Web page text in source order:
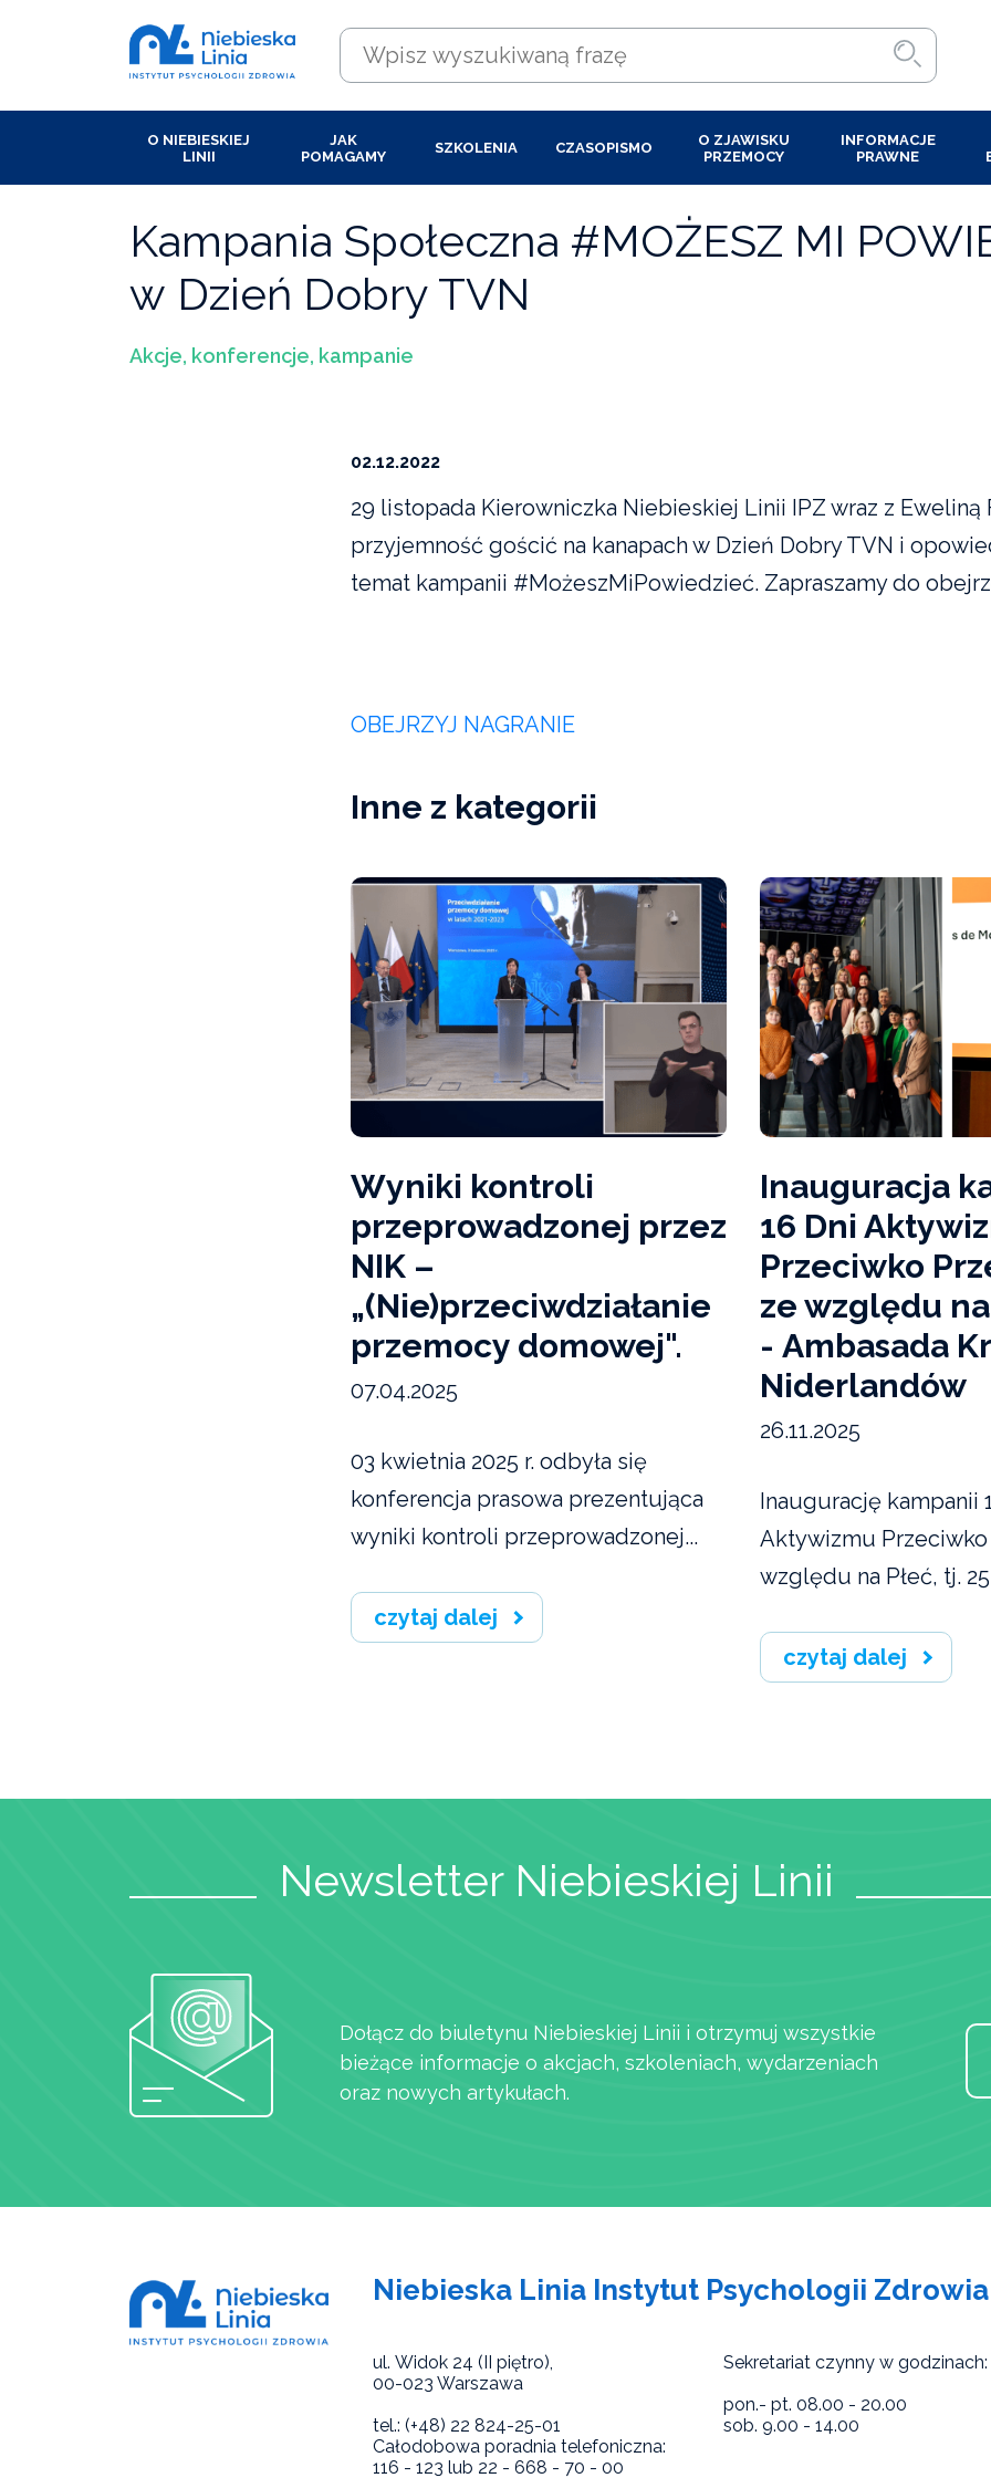
O NIEBIESKIEJ
LINII
JAK
POMAGAMY
SZKOLENIA CZASOPISMO
O ZJAWISKU
PRZEMOCY
INFORMACJE
PRAWNE
Kampania Społeczna #MOŻESZ MI
w Dzień Dobry TVN
Akcje, konferencje, kampanie
02.12.2022
29 listopada Kierowniczka Niebieskiej Linii IPZ wraz z Eweliną
przyjemność gościć na kanapach w Dzień Dobry TVN i
temat kampanii #MożeszMiPowiedzieć. Zapraszamy do
OBEJRZYJ NAGRANIE
Inne z kategorii
Wyniki kontroli
przeprowadzonej przez
NIK –
„(Nie)przeciwdziałanie
przemocy domowej".
07.04.2025
03 kwietnia 2025 r. odbyła się
konferencja prasowa prezentująca
wyniki kontroli przeprowadzonej...
czytaj dalej
Inauguracja
16 Dni
Przeciwko
ze względu na
- Ambasada
Niderlandów
26.11.2025
Inaugurację kampanii
Aktywizmu
względu na Płeć, tj.
czytaj dalej
Newsletter Niebieskiej Linii
Dołącz do biuletynu Niebieskiej Linii i otrzymuj wszystkie
bieżące informacje o akcjach, szkoleniach, wydarzeniach
oraz nowych artykułach.
Niebieska Linia Instytut Psychologii Zdrowia
ul. Widok 24 (II piętro),
00-023 Warszawa
tel.: (+48) 22 824-25-01
Całodobowa poradnia telefoniczna:
116 - 123 lub 22 - 668 - 70 - 00
Sekretariat czynny w godzinach:
pon.- pt. 08.00 - 20.00
sob. 9.00 - 14.00